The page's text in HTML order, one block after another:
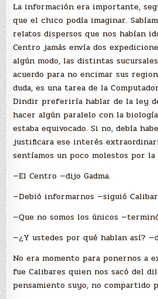
La información era importante,
que el chico podía imaginar.
relatos dispersos que nos habían
Centro jamás envía dos
algún modo, las distintas
acuerdo para no encimar sus
duda, es una tarea de la
Dindir preferiría hablar de la ley
hacer algún paralelo con la
estaba equivocado. Si no, debía
justificara ese interés
sentíamos un poco molestos por
—El Centro —dijo Gadma.
—Debió informarnos —siguió
—Que no somos los únicos
—¿Y ustedes por qué hablan así?
No era momento para ponernos a
fue Calibares quien nos sacó del
pensamiento suyo, no compartido